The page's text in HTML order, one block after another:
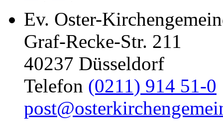
Ev. Oster-
Graf-Recke-Str. 211
40237 Düsseldorf
Telefon (0211) 914 51-0